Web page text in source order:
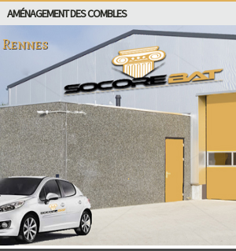
AMÉNAGEMENT DES COMBLES
Rennes